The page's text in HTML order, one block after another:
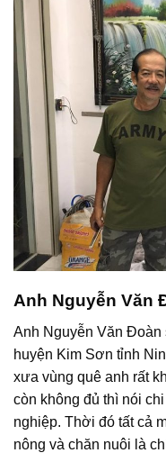
Anh Nguyễn Văn
Anh Nguyễn Văn Đoàn
huyện Kim Sơn tỉnh
xưa vùng quê anh rất
còn không đủ thì nói
nghiệp. Thời đó tất cả
nông và chăn nuôi là